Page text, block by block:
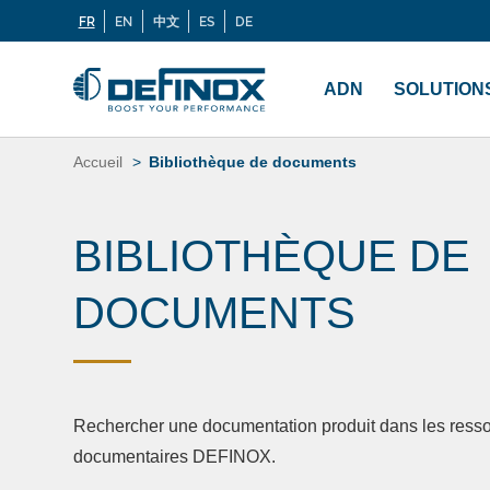
Langues
FR EN 中文 ES DE
Aller
au
contenu
principal
ADN
Si vous recherchez une documentation, cliquez
Accueil Bibliothèque de documents
BIBLIOTHÈQUE DE
DOCUMENTS
Rechercher une documentation produit dans les
documentaires DEFINOX.